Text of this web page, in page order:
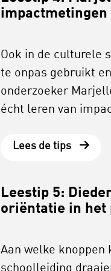
impactmetingen
Ook in de culturele
te onpas gebruikt
onderzoeker
écht leren van
Lees de tips
Leestip 5:
oriëntatie in het
Aan welke
schoolleiding